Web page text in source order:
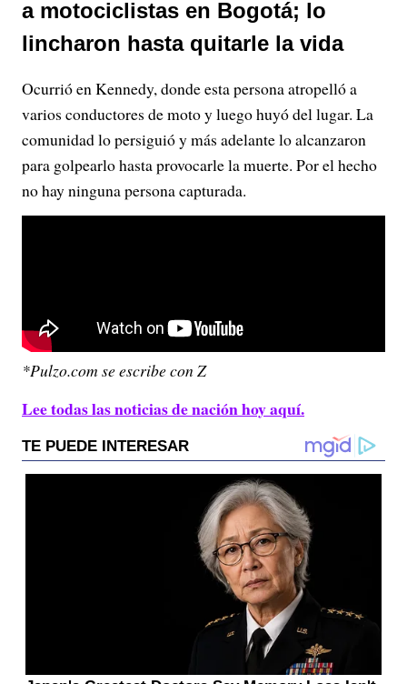
a motociclistas en Bogotá; lo
lincharon hasta quitarle la vida
Ocurrió en Kennedy, donde esta persona atropelló a
varios conductores de moto y luego huyó del lugar. La
comunidad lo persiguió y más adelante lo alcanzaron
para golpearlo hasta provocarle la muerte. Por el hecho
no hay ninguna persona capturada.
*Pulzo.com se escribe con Z
Lee todas las noticias de nación hoy aquí.